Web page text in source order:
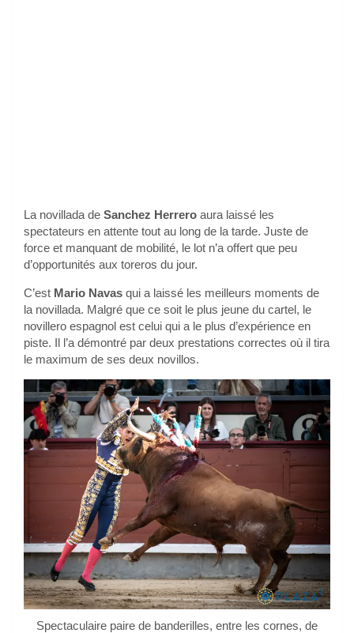
La novillada de Sanchez Herrero aura laissé les
spectateurs en attente tout au long de la tarde. Juste de
force et manquant de mobilité, le lot n’a offert que peu
d’opportunités aux toreros du jour.
C’est Mario Navas qui a laissé les meilleurs moments de
la novillada. Malgré que ce soit le plus jeune du cartel, le
novillero espagnol est celui qui a le plus d’expérience en
piste. Il l’a démontré par deux prestations correctes où il tira
le maximum de ses deux novillos.
Spectaculaire paire de banderilles, entre les cornes, de